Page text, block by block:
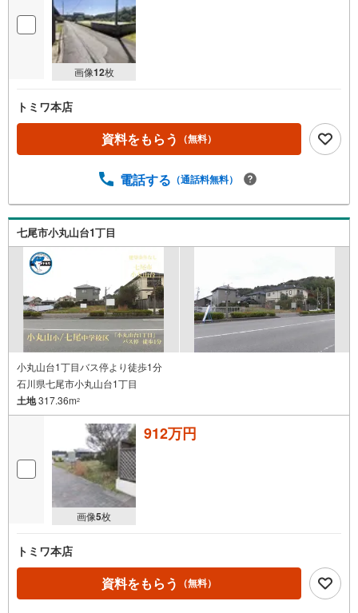
画像12枚
トミワ本店
資料をもらう （無料）
電話する （通話料無料）
七尾市小丸山台1丁目
小丸山台1丁目バス停より徒歩1分
石川県七尾市小丸山台1丁目
土地317.36m2
画像5枚
912万円
トミワ本店
資料をもらう （無料）